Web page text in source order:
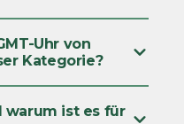
Uhr von
Kategorie?
warum ist es für